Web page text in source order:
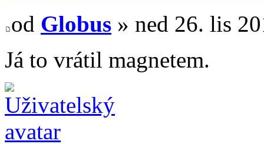
od Globus » ned 26. lis
Já to vrátil magnetem.